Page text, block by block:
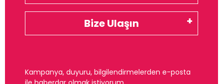
Bize Ulaşın
Kampanya, duyuru, bilgilendirmelerden e-posta